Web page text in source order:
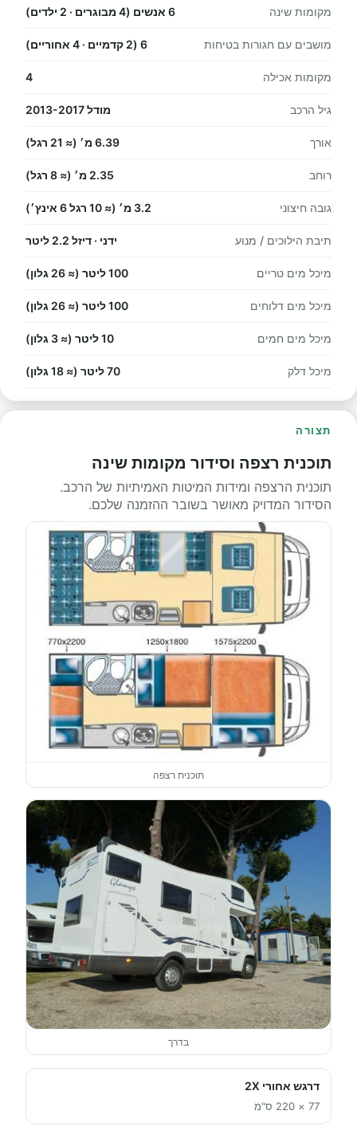
מקומות שינה 6 אנשים (4 מבוגרים · 2 ילדים)
מושבים עם חגורות בטיחות 6 (2 קדמיים · 4 אחוריים)
מקומות אכילה 4
גיל הרכב מודל 2013-2017
אורך 6.39 מ׳ (≈ 21 רגל)
רוחב 2.35 מ׳ (≈ 8 רגל)
גובה חיצוני 3.2 מ׳ (≈ 10 רגל 6 אינץ׳)
תיבת הילוכים / מנוע ידני · דיזל 2.2 ליטר
מיכל מים טריים 100 ליטר (≈ 26 גלון)
מיכל מים דלוחים 100 ליטר (≈ 26 גלון)
מיכל מים חמים 10 ליטר (≈ 3 גלון)
מיכל דלק 70 ליטר (≈ 18 גלון)
תצורה
תוכנית רצפה וסידור מקומות שינה
תוכנית הרצפה ומידות המיטות האמיתיות של הרכב.
הסידור המדויק מאושר בשובר ההזמנה שלכם.
תוכנית רצפה
בדרך
דרגש אחורי 2X
77 × 220 ס"מ